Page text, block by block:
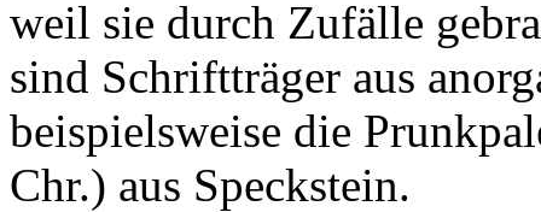
weil sie durch Zufälle
sind Schriftträger aus
beispielsweise die
Chr.) aus Speckstein.